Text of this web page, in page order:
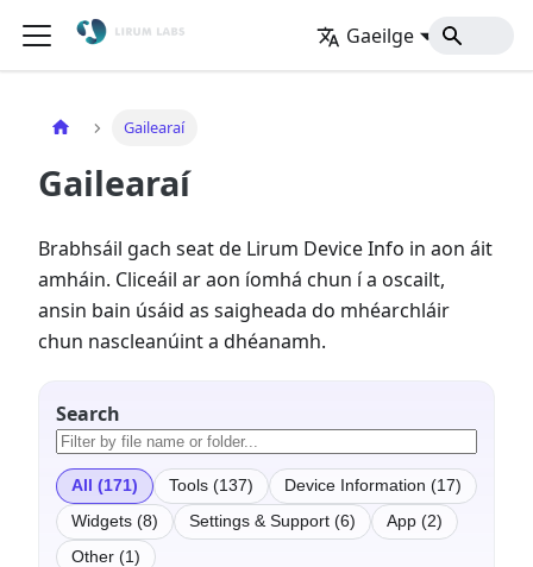
Gaeilge Baile
Gailearaí
Gailearaí
Brabhsáil gach seat de Lirum Device Info in aon áit
amháin. Cliceáil ar aon íomhá chun í a oscailt,
ansin bain úsáid as saigheada do mhéarchláir
chun nascleanúint a dhéanamh.
Search
All (171) Tools (137)
Device Information (17)
Widgets (8)
Settings & Support (6)
App (2)
Other (1)